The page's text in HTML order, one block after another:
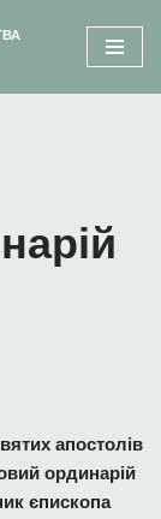
апостолів
ординарій
єпископа